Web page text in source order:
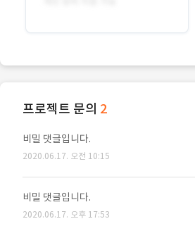
프로젝트 문의 2
비밀 댓글입니다.
2020.06.17. 오전 10:15
비밀 댓글입니다.
2020.06.17. 오후 17:53